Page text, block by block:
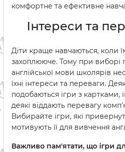
комфортне та ефективне
Інтереси та
Діти краще навчаються, коли
захоплююче. Тому при виборі
англійської мови школярів
їхні інтереси та переваги.
подобаються ігри з картками,
деякі віддають перевагу
Вибирайте ігри, які
мотивують її для вивчення
Важливо пам'ятати, що ігри